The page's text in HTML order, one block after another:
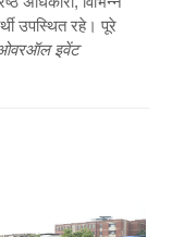
उपस्थित रहे। पूरे
इवेंट